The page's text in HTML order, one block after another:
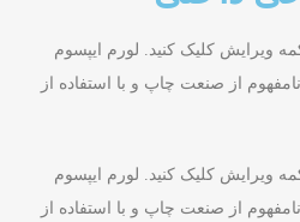
ویرایش کلیک کنید. لورم ایپسوم
از صنعت چاپ و با استفاده از
ویرایش کلیک کنید. لورم ایپسوم
از صنعت چاپ و با استفاده از